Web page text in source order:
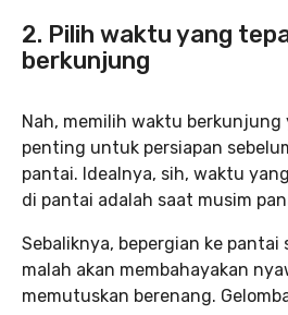
2. Pilih waktu yang
berkunjung
Nah, memilih waktu
penting untuk persiapan
pantai. Idealnya, sih, waktu
di pantai adalah saat musim
Sebaliknya, bepergian ke pantai
malah akan membahayakan
memutuskan berenang.